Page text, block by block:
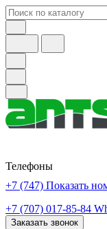
Телефоны
+7 (747) Показать
+7 (707) 017-85-84
Заказать звонок